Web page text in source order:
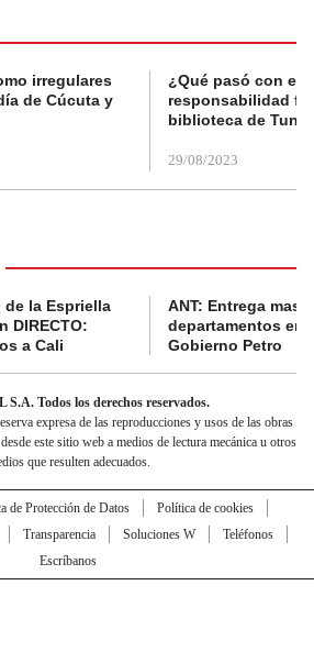
irregulares
de Cúcuta y
¿Qué pasó con el
responsabilidad
biblioteca de
29/08/2023
de la Espriella
DIRECTO:
a Cali
ANT: Entrega
departamentos en
Gobierno Petro
Todos los derechos reservados.
expresa de las reproducciones y usos de las obras
este sitio web a medios de lectura mecánica u otros
que resulten adecuados.
de Protección de Datos
Política de cookies
Transparencia Soluciones W
Teléfonos
Escríbanos